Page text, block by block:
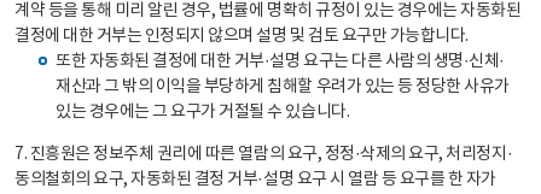
계약 등을 통해 미리 알린 경우, 법률에 명확히 규정이 있는 경우에는 자동화된
결정에 대한 거부는 인정되지 않으며 설명 및 검토 요구만 가능합니다.
또한 자동화된 결정에 대한 거부·설명 요구는 다른 사람의 생명·신체·
재산과 그 밖의 이익을 부당하게 침해할 우려가 있는 등 정당한 사유가
있는 경우에는 그 요구가 거절될 수 있습니다.
7. 진흥원은 정보주체 권리에 따른 열람의 요구, 정정·삭제의 요구, 처리정지·
동의철회의 요구, 자동화된 결정 거부·설명 요구 시 열람 등 요구를 한 자가